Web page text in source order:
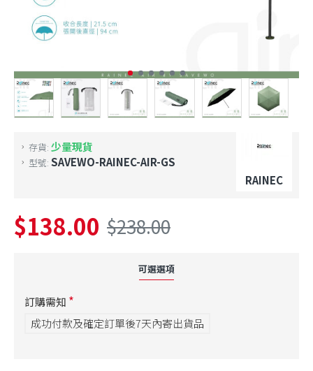
存貨: 少量現貨
型號: SAVEWO-RAINEC-AIR-GS
RAINEC
$138.00 $238.00
可選選項
訂購需知
成功付款及確定訂單後7天內寄出貨品